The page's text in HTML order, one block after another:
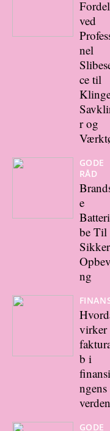
ved
nel
ce til
r og
GODE
RÅD
e
be Til
Sikker
ng
virker
b i
ngens
GODE